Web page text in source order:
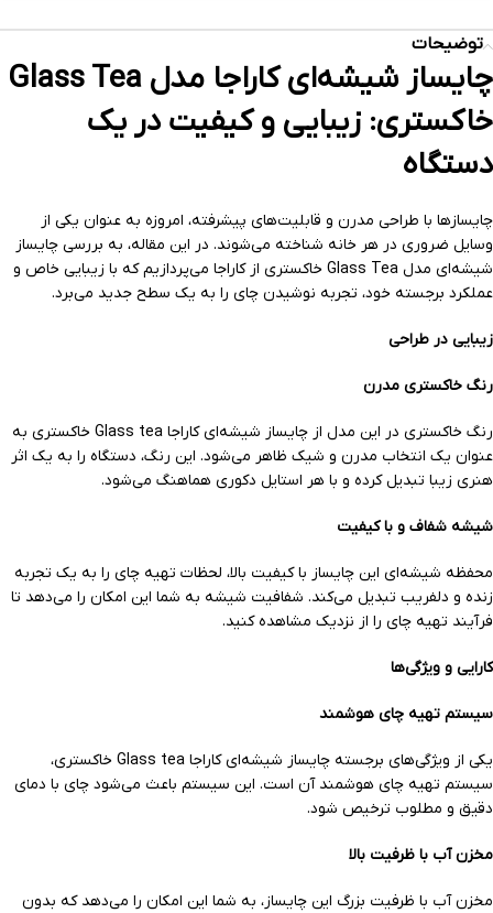
توضیحات
چایساز شیشه‌ای کاراجا مدل Glass Tea
خاکستری: زیبایی و کیفیت در یک
دستگاه
چایسازها با طراحی مدرن و قابلیت‌های پیشرفته، امروزه به عنوان یکی از
وسایل ضروری در هر خانه شناخته می‌شوند. در این مقاله، به بررسی چایساز
شیشه‌ای مدل Glass Tea خاکستری از کاراجا می‌پردازیم که با زیبایی خاص و
عملکرد برجسته خود، تجربه نوشیدن چای را به یک سطح جدید می‌برد.
زیبایی در طراحی
رنگ خاکستری مدرن
رنگ خاکستری در این مدل از چایساز شیشه‌ای کاراجا Glass tea خاکستری به
عنوان یک انتخاب مدرن و شیک ظاهر می‌شود. این رنگ، دستگاه را به یک اثر
هنری زیبا تبدیل کرده و با هر استایل دکوری هماهنگ می‌شود.
شیشه شفاف و با کیفیت
محفظه شیشه‌ای این چایساز با کیفیت بالا، لحظات تهیه چای را به یک تجربه
زنده و دلفریب تبدیل می‌کند. شفافیت شیشه به شما این امکان را می‌دهد تا
فرآیند تهیه چای را از نزدیک مشاهده کنید.
کارایی و ویژگی‌ها
سیستم تهیه چای هوشمند
یکی از ویژگی‌های برجسته چایساز شیشه‌ای کاراجا Glass tea خاکستری،
سیستم تهیه چای هوشمند آن است. این سیستم باعث می‌شود چای با دمای
دقیق و مطلوب ترخیص شود.
مخزن آب با ظرفیت بالا
مخزن آب با ظرفیت بزرگ این چایساز، به شما این امکان را می‌دهد که بدون